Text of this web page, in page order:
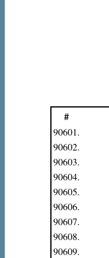
#
90601.
90602.
90603.
90604.
90605.
90606.
90607.
90608.
90609.